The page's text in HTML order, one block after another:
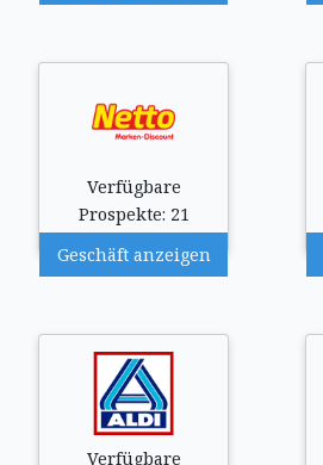
Verfügbare
Prospekte: 21
Geschäft anzeigen
Verfügbare